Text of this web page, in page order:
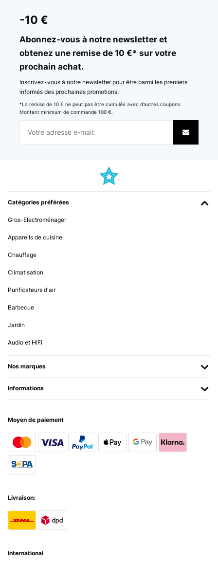
-10 €
Abonnez-vous à notre newsletter et
obtenez une remise de 10 €* sur votre
prochain achat.
Inscrivez-vous à notre newsletter pour être parmi les premiers
informés des prochaines promotions.
*La remise de 10 € ne peut pas être cumulée avec d’autres coupons.
Montant minimum de commande 100 €.
Catégories préférées
Gros-Electroménager
Appareils de cuisine
Chauffage
Climatisation
Purificateurs d'air
Barbecue
Jardin
Audio et HiFi
Nos marques
Informations
Moyen de paiement
Livraison:
International